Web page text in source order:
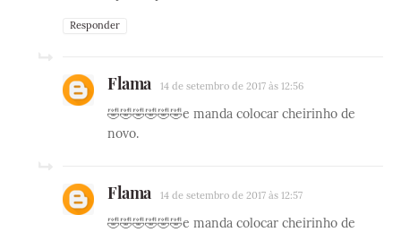
Responder
Flama 14 de setembro de 2017 às 12:56
🤣🤣🤣🤣🤣🤣e manda colocar cheirinho de
novo.
Flama 14 de setembro de 2017 às 12:57
🤣🤣🤣🤣🤣🤣e manda colocar cheirinho de